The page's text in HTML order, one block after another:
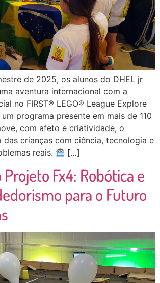
de 2025, os alunos do DHEL jr
aventura internacional com a
no FIRST® LEGO® League Explore
programa presente em mais de 110
com afeto e criatividade, o
crianças com ciência, tecnologia e
reais.
[…]
Projeto Fx4: Robótica e
para o Futuro